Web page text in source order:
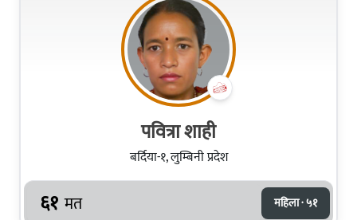
पवित्रा शाही
बर्दिया-१, लुम्बिनी प्रदेश
६१ मत महिला · ५१